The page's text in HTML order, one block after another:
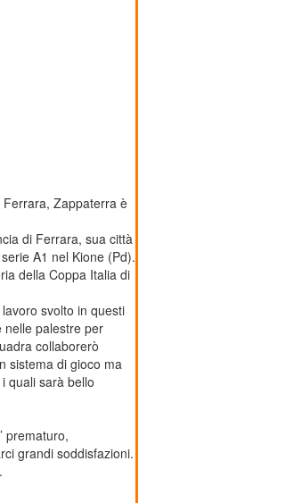
Ferrara, Zappaterra è
di Ferrara, sua città
A1 nel Kione (Pd).
della Coppa Italia di
svolto in questi
nelle palestre per
collaborerò
sistema di gioco ma
quali sarà bello
prematuro,
grandi soddisfazioni.